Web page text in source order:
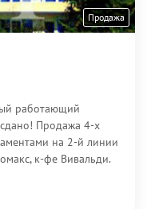
Продажа
работающий
Продажа 4-х
на 2-й линии
к-фе Вивальди.